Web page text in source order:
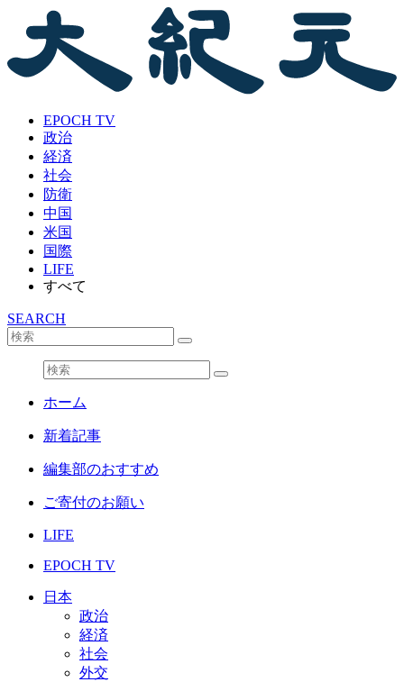
EPOCH TV
政治
経済
社会
防衛
中国
米国
国際
LIFE
すべて
SEARCH
ホーム
新着記事
編集部のおすすめ
ご寄付のお願い
LIFE
EPOCH TV
日本
政治
経済
社会
外交